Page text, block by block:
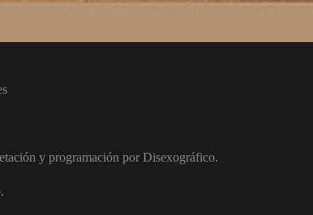
y programación por Disexográfico.